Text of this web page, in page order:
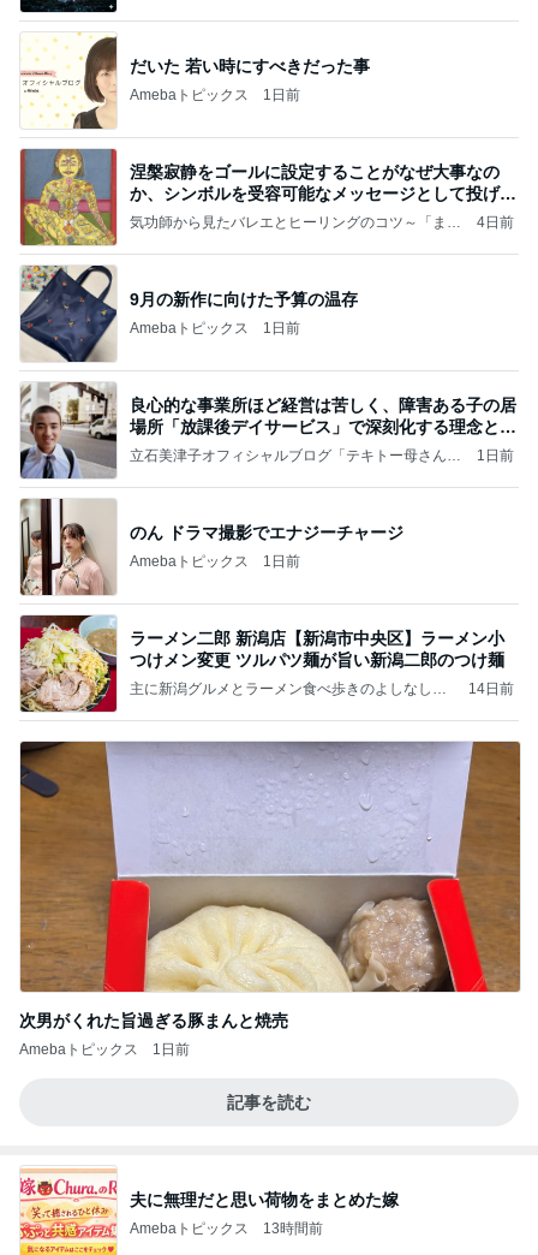
だいた 若い時にすべきだった事
Amebaトピックス 1日前
涅槃寂静をゴールに設定することがなぜ大事なの
か、シンボルを受容可能なメッセージとして投げる
ことが
気功師から見たバレエとヒーリングのコツ～「まと
4日前
9月の新作に向けた予算の温存
Amebaトピックス 1日前
良心的な事業所ほど経営は苦しく、障害ある子の居
場所「放課後デイサービス」で深刻化する理念と現
実の
立石美津子オフィシャルブログ「テキトー母さんの
1日前
のん ドラマ撮影でエナジーチャージ
Amebaトピックス 1日前
ラーメン二郎 新潟店【新潟市中央区】ラーメン小
つけメン変更 ツルパツ麺が旨い新潟二郎のつけ麺
主に新潟グルメとラーメン食べ歩きのよしなしご
14日前
次男がくれた旨過ぎる豚まんと焼売
Amebaトピックス 1日前
記事を読む
夫に無理だと思い荷物をまとめた嫁
Amebaトピックス 13時間前